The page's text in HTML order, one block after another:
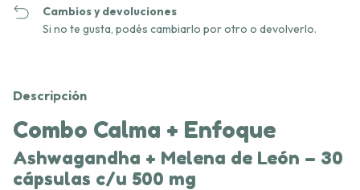
Cambios y devoluciones
Si no te gusta, podés cambiarlo por otro o devolverlo.
Descripción
Combo Calma + Enfoque
Ashwagandha + Melena de León – 30
cápsulas c/u 500 mg